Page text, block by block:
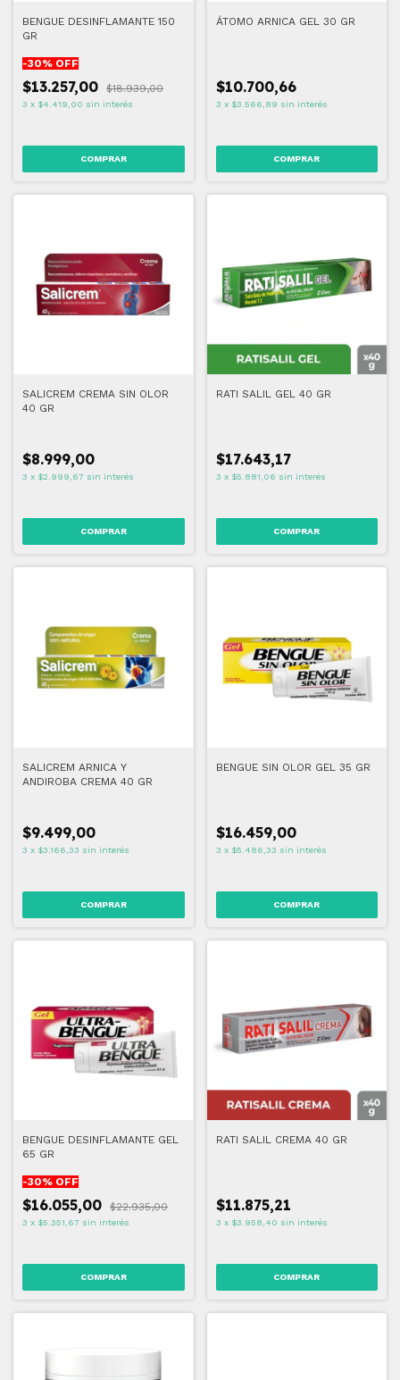
BENGUE DESINFLAMANTE 150
GR
-30% OFF
$13.257,00 $18.939,00
3 x $4.419,00 sin interés
ÁTOMO ARNICA GEL 30 GR
$10.700,66
3 x $3.566,89 sin interés
SALICREM CREMA SIN OLOR
40 GR
$8.999,00
3 x $2.999,67 sin interés
RATI SALIL GEL 40 GR
$17.643,17
3 x $5.881,06 sin interés
SALICREM ARNICA Y
ANDIROBA CREMA 40 GR
$9.499,00
3 x $3.166,33 sin interés
BENGUE SIN OLOR GEL 35 GR
$16.459,00
3 x $5.486,33 sin interés
BENGUE DESINFLAMANTE GEL
65 GR
-30% OFF
$16.055,00 $22.935,00
3 x $5.351,67 sin interés
RATI SALIL CREMA 40 GR
$11.875,21
3 x $3.958,40 sin interés